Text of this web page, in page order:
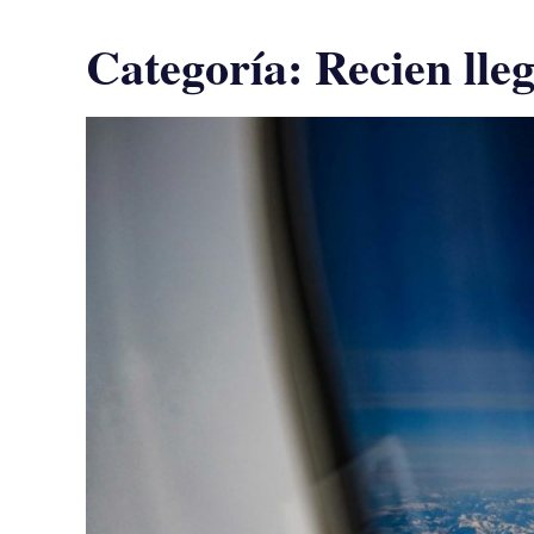
Categoría: Recien